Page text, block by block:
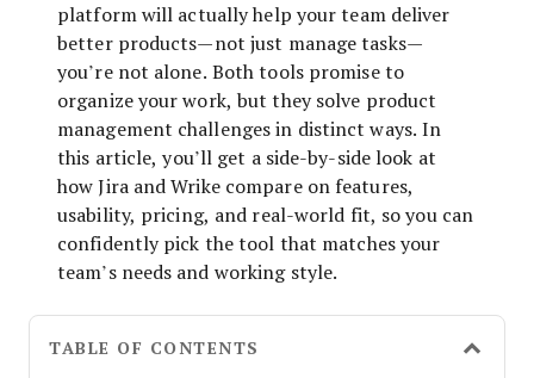
platform will actually help your team deliver
better products—not just manage tasks—
you’re not alone. Both tools promise to
organize your work, but they solve product
management challenges in distinct ways. In
this article, you’ll get a side-by-side look at
how Jira and Wrike compare on features,
usability, pricing, and real-world fit, so you can
confidently pick the tool that matches your
team’s needs and working style.
TABLE OF CONTENTS